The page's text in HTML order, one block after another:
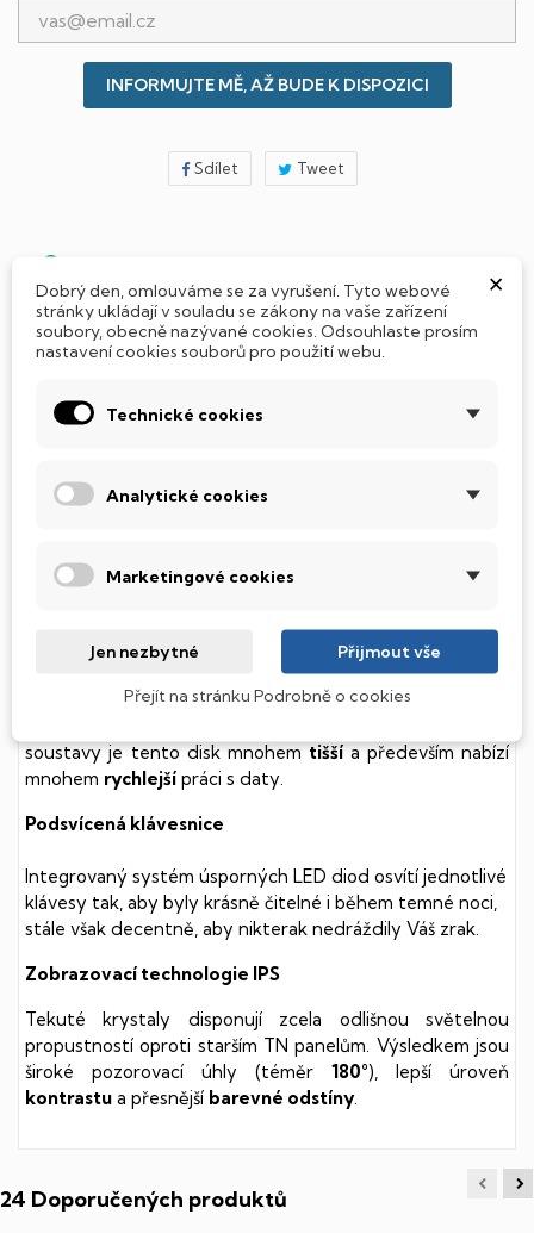
INFORMUJTE MĚ, AŽ BUDE K DISPOZICI
Sdílet Tweet
Připraveno - zapnete a okamžitě pracujte
Přidat Microsoft Office Plus ➡️ 499,-
SSD Disk
diskem, který na rozdíl od starších magnetických HDD
(Hard Disk Drive) disků nedisponuje žádnými pohyblivými
součástmi a je tak mnohem méně náchylný
soustavy je tento disk mnohemtiššía především nabízí
mnohem rychlejší práci s daty.
Podsvícená klávesnice
Integrovaný systém úsporných LED diod osvítí jednotlivé
klávesy tak, aby byly krásně čitelné i během temné noci,
stále však decentně, aby nikterak nedráždily Váš zrak.
Zobrazovací technologie IPS
Tekuté krystaly disponují zcela odlišnou světelnou
propustností oproti starším TN panelům. Výsledkem jsou
široké pozorovací úhly (téměr 180°), lepší úroveň
kontrastu a přesnější barevné odstíny
24 Doporučených produktů
×
Dobrý den, omlouváme se za vyrušení. Tyto webové
stránky ukládají v souladu se zákony na vaše zařízení
soubory, obecně nazývané cookies. Odsouhlaste prosím
nastavení cookies souborů pro použití webu.
Technické cookies
Analytické cookies
Marketingové cookies
Jen nezbytné Přijmout vše
Přejít na stránku Podrobně o cookies